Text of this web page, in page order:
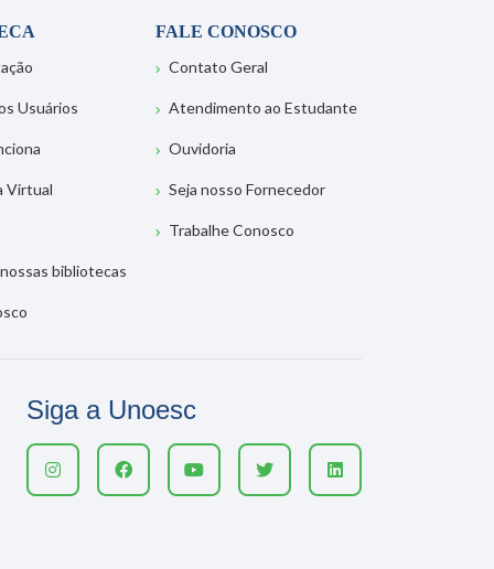
Usuários
Virtual
bibliotecas
FALE CONOSCO
Contato Geral
Atendimento ao Estudante
Ouvidoria
Seja nosso Fornecedor
Trabalhe Conosco
Siga a Unoesc